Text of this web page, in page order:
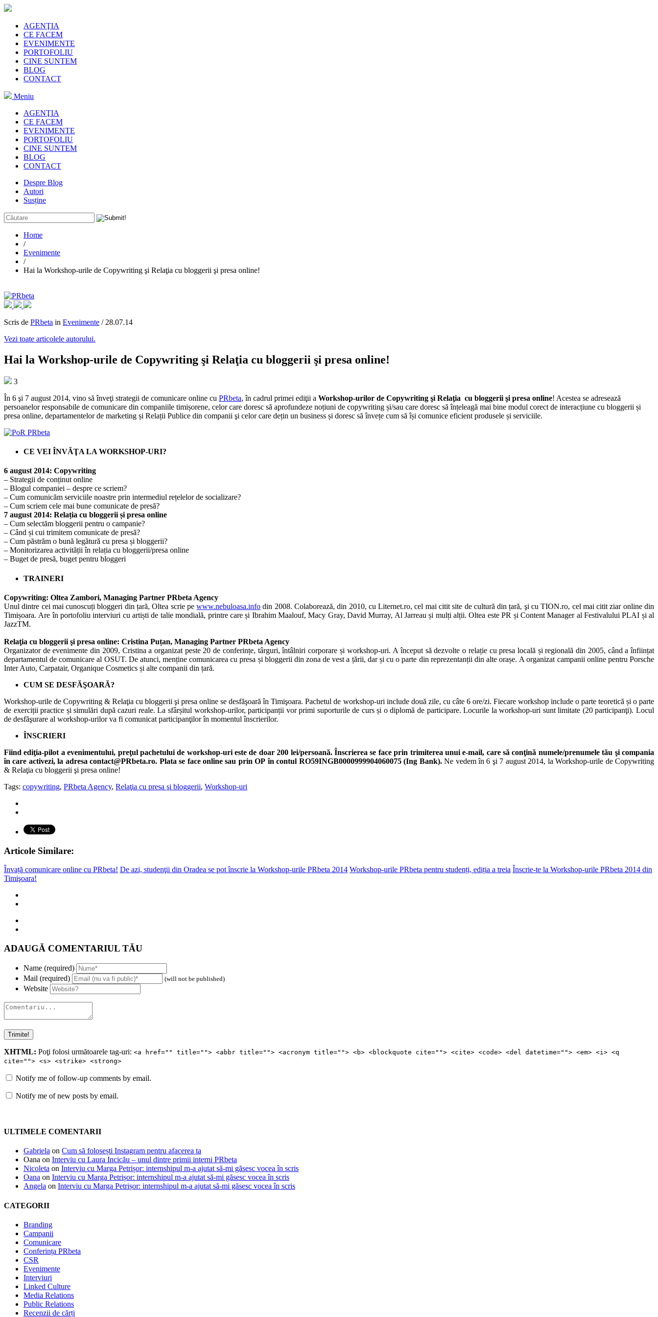
AGENŢIA
CE FACEM
EVENIMENTE
PORTOFOLIU
CINE SUNTEM
BLOG
CONTACT
Meniu
AGENŢIA
CE FACEM
EVENIMENTE
PORTOFOLIU
CINE SUNTEM
BLOG
CONTACT
Despre Blog
Autori
Susține
Home
/
Evenimente
/
Hai la Workshop-urile de Copywriting şi Relaţia cu bloggerii şi presa online!
Scris de PRbeta in Evenimente / 28.07.14
Vezi toate articolele autorului.
Hai la Workshop-urile de Copywriting şi Relaţia cu bloggerii şi presa online!
3
În 6 şi 7 august 2014, vino să înveţi strategii de comunicare online cu PRbeta, în cadrul primei ediţii a Workshop-urilor de Copywriting şi Relaţia cu bloggerii şi presa online! Acestea se adresează
persoanelor responsabile de comunicare din companiile timișorene, celor care doresc să aprofundeze noțiuni de copywriting și/sau care doresc să înțeleagă mai bine modul corect de interacțiune cu bloggerii și
presa online, departamentelor de marketing și Relații Publice din companii şi celor care dețin un business și doresc să învețe cum să își comunice eficient produsele și serviciile.
CE VEI ÎNVĂŢA LA WORKSHOP-URI?
6 august 2014: Copywriting
– Strategii de conținut online
– Blogul companiei – despre ce scriem?
– Cum comunicăm serviciile noastre prin intermediul rețelelor de socializare?
– Cum scriem cele mai bune comunicate de presă?
7 august 2014: Relația cu bloggerii și presa online
– Cum selectăm bloggerii pentru o campanie?
– Când și cui trimitem comunicate de presă?
– Cum păstrăm o bună legătură cu presa și bloggerii?
– Monitorizarea activității în relația cu bloggerii/presa online
– Buget de presă, buget pentru bloggeri
TRAINERI
Copywriting: Oltea Zambori, Managing Partner PRbeta Agency
Unul dintre cei mai cunoscuți bloggeri din țară, Oltea scrie pewww.nebuloasa.info din 2008. Colaborează, din 2010, cu Liternet.ro, cel mai citit site de cultură din țară, şi cu TION.ro, cel mai citit ziar online din
Timișoara. Are în portofoliu interviuri cu artiști de talie mondială, printre care și Ibrahim Maalouf, Macy Gray, David Murray, Al Jarreau și mulți alții. Oltea este PR și Content Manager al Festivalului PLAI și al
JazzTM.
Relaţia cu bloggerii şi presa online: Cristina Puțan, Managing Partner PRbeta Agency
Organizator de evenimente din 2009, Cristina a organizat peste 20 de conferințe, târguri, întâlniri corporare și workshop-uri. A început să dezvolte o relație cu presa locală și regională din 2005, când a înființat
departamentul de comunicare al OSUT. De atunci, menține comunicarea cu presa și bloggerii din zona de vest a țării, dar și cu o parte din reprezentanții din alte orașe. A organizat campanii online pentru Porsche
Inter Auto, Carpatair, Organique Cosmetics și alte companii din țară.
CUM SE DESFĂŞOARĂ?
Workshop-urile de Copywriting & Relaţia cu bloggerii şi presa online se desfăşoară în Timişoara. Pachetul de workshop-uri include două zile, cu câte 6 ore/zi. Fiecare workshop include o parte teoretică și o parte
de exerciții practice și simulări după cazuri reale. La sfârșitul workshop-urilor, participanții vor primi suporturile de curs și o diplomă de participare. Locurile la workshop-uri sunt limitate (20 participanţi). Locul
de desfăşurare al workshop-urilor va fi comunicat participanţilor în momentul înscrierilor.
ÎNSCRIERI
Fiind ediţia-pilot a evenimentului, preţul pachetului de workshop-uri este de doar 200 lei/persoană. Înscrierea se face prin trimiterea unui e-mail, care să conţină numele/prenumele tău şi compania
în care activezi, la adresa contact@PRbeta.ro. Plata se face online sau prin OP în contul RO59INGB0000999904060075 (Ing Bank).Ne vedem în 6 şi 7 august 2014, la Workshop-urile de Copywriting
& Relaţia cu bloggerii şi presa online!
Tags: copywriting, PRbeta Agency, Relaţia cu presa şi bloggerii, Workshop-uri
Articole Similare:
Învață comunicare online cu PRbeta! De azi, studenţii din Oradea se pot înscrie la Workshop-urile PRbeta 2014 Workshop-urile PRbeta pentru studenți, ediția a treia Înscrie-te la Workshop-urile PRbeta 2014 din
Timişoara!
ADAUGĂ COMENTARIUL TĂU
Name (required)
Mail (required)
(will not be published)
Website
XHTML: Poţi folosi următoarele tag-uri: <a href="" title=""> <abbr title=""> <acronym title=""> <b> <blockquote cite=""> <cite> <code> <del datetime=""> <em> <i> <q
cite=""> <s> <strike> <strong>
Notify me of follow-up comments by email.
Notify me of new posts by email.
ULTIMELE COMENTARII
Gabriela on Cum să folosești Instagram pentru afacerea ta
Oana on Interviu cu Laura Incicău – unul dintre primii interni PRbeta
Nicoleta on Interviu cu Marga Petrișor: internshipul m-a ajutat să-mi găsesc vocea în scris
Oana on Interviu cu Marga Petrișor: internshipul m-a ajutat să-mi găsesc vocea în scris
Angela on Interviu cu Marga Petrișor: internshipul m-a ajutat să-mi găsesc vocea în scris
CATEGORII
Branding
Campanii
Comunicare
Conferința PRbeta
CSR
Evenimente
Interviuri
Linked Culture
Media Relations
Public Relations
Recenzii de cărți